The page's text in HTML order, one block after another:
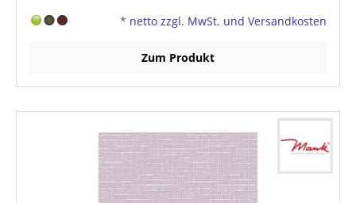
* netto zzgl. MwSt. und Versandkosten
Zum Produkt